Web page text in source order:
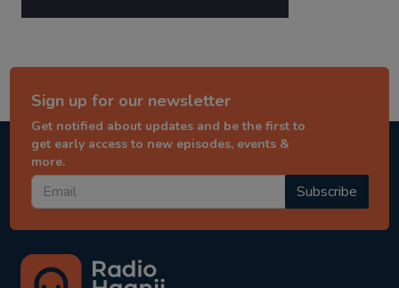
Sign up for our newsletter
Get notified about updates and be the first to
get early access to new episodes, events &
more.
Subscribe